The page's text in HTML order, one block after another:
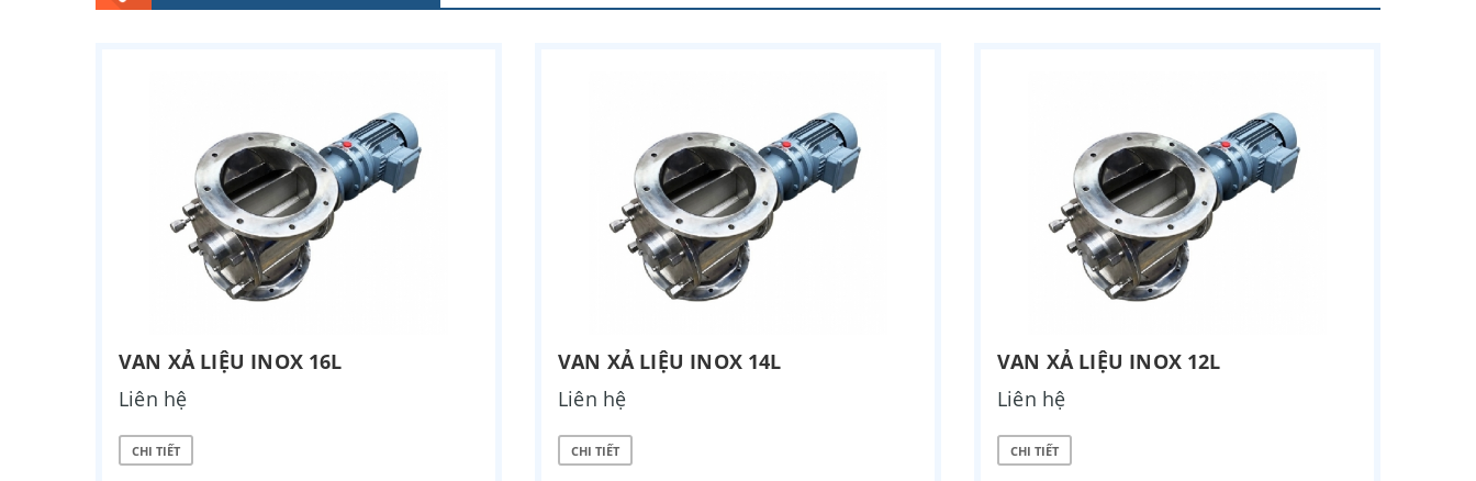
VAN XẢ LIỆU INOX 16L
Liên hệ
CHI TIẾT
VAN XẢ LIỆU INOX 14L
Liên hệ
CHI TIẾT
VAN XẢ LIỆU INOX 12L
Liên hệ
CHI TIẾT